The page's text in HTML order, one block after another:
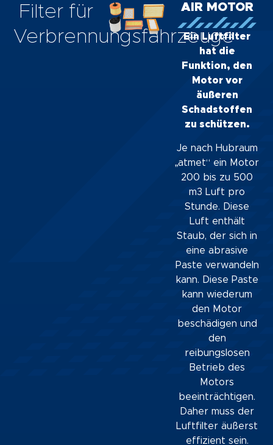
Filter für
Verbrennungsfahrzeuge
AIR MOTOR
Ein Luftfilter
hat die
Funktion, den
Motor vor
äußeren
Schadstoffen
zu schützen.
Je nach Hubraum
„atmet“ ein Motor
200 bis zu 500
m3 Luft pro
Stunde. Diese
Luft enthält
Staub, der sich in
eine abrasive
Paste verwandeln
kann. Diese Paste
kann wiederum
den Motor
beschädigen und
den
reibungslosen
Betrieb des
Motors
beeinträchtigen.
Daher muss der
Luftfilter äußerst
effizient sein.